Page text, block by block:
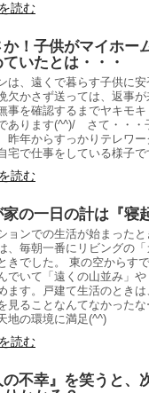
読む
か！子供がマイホー
いたとは・・・
は、遠くで暮らす子供に安
欠かさず送っては、返事
事を確認するまでヤキモ
あります(^^)/ さて・・・
昨年からすっかりテレワ
宅で仕事をしている様子で
読む
の一日の計は『寝
ョンでの生活が始まった
、毎朝一番にリビングの
きでした。 東の空からす
でいて「遠くの山並み」
ます。戸建て生活のとき
見ることなんてなかった
地の環境に満足(^^)
読む
の不幸』を笑うと、